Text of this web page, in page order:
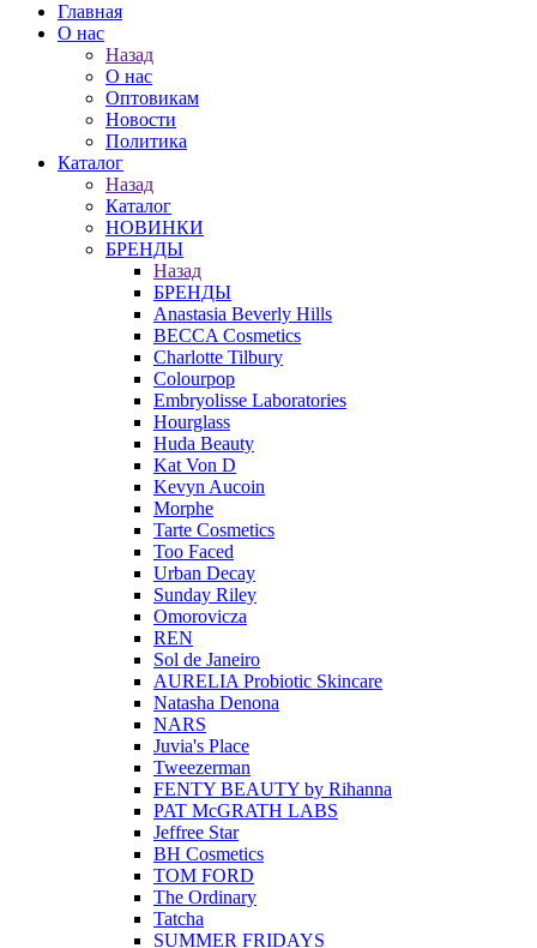
Главная
О нас
Назад
О нас
Оптовикам
Новости
Политика
Каталог
Назад
Каталог
НОВИНКИ
БРЕНДЫ
Назад
БРЕНДЫ
Anastasia Beverly Hills
BECCA Cosmetics
Charlotte Tilbury
Colourpop
Embryolisse Laboratories
Hourglass
Huda Beauty
Kat Von D
Kevyn Aucoin
Morphe
Tarte Cosmetics
Too Faced
Urban Decay
Sunday Riley
Omorovicza
REN
Sol de Janeiro
AURELIA Probiotic Skincare
Natasha Denona
NARS
Juvia's Place
Tweezerman
FENTY BEAUTY by Rihanna
PAT McGRATH LABS
Jeffree Star
BH Cosmetics
TOM FORD
The Ordinary
Tatcha
SUMMER FRIDAYS